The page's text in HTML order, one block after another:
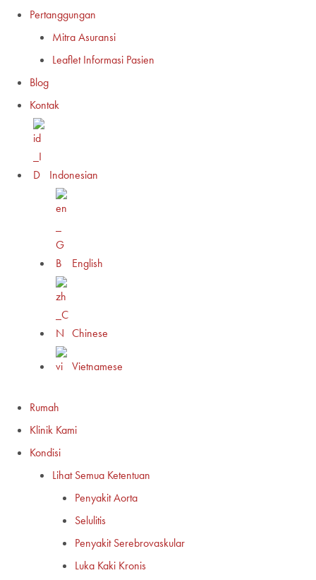
Pertanggungan
Mitra Asuransi
Leaflet Informasi Pasien
Blog
Kontak
Indonesian
English
Chinese
Vietnamese
Rumah
Klinik Kami
Kondisi
Lihat Semua Ketentuan
Penyakit Aorta
Selulitis
Penyakit Serebrovaskular
Luka Kaki Kronis